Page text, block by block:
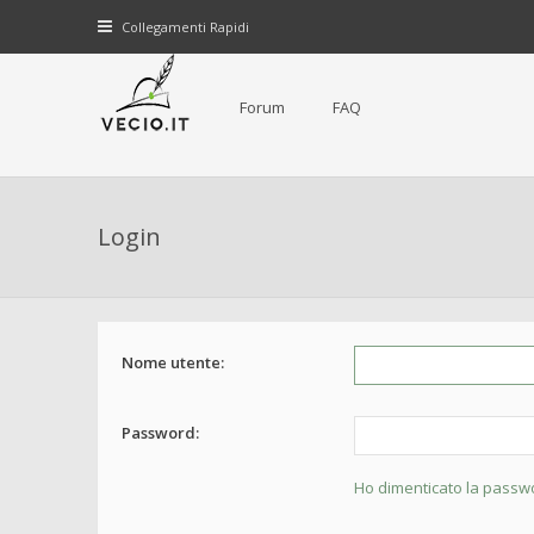
Collegamenti Rapidi
Forum FAQ
Login
Nome utente:
Password:
Ho dimenticato la